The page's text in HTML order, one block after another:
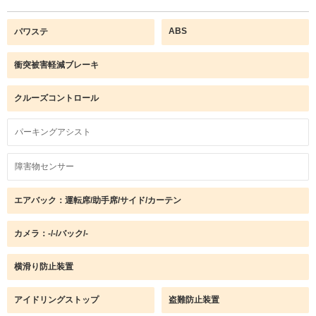
パワステ ABS
衝突被害軽減ブレーキ
クルーズコントロール
パーキングアシスト
障害物センサー
エアバック：運転席/助手席/サイド/カーテン
カメラ：-/-/バック/-
横滑り防止装置
アイドリングストップ 盗難防止装置